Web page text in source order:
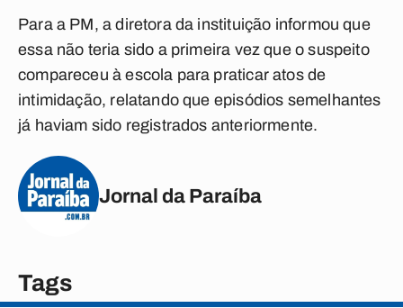
Para a PM, a diretora da instituição informou que
essa não teria sido a primeira vez que o suspeito
compareceu à escola para praticar atos de
intimidação, relatando que episódios semelhantes
já haviam sido registrados anteriormente.
Jornal da Paraíba
Tags